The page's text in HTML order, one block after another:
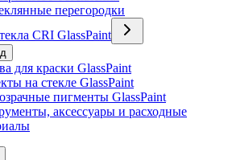
перегородки
CRI GlassPaint
для краски GlassPaint
на стекле GlassPaint
пигменты GlassPaint
аксессуары и расходные